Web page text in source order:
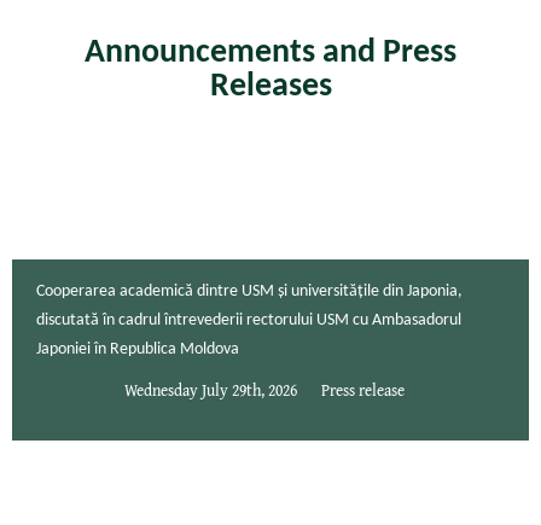
Announcements and Press
Releases
Cooperarea academică dintre USM și universitățile din Japonia,
discutată în cadrul întrevederii rectorului USM cu Ambasadorul
Japoniei în Republica Moldova
Wednesday July 29th, 2026 Press release